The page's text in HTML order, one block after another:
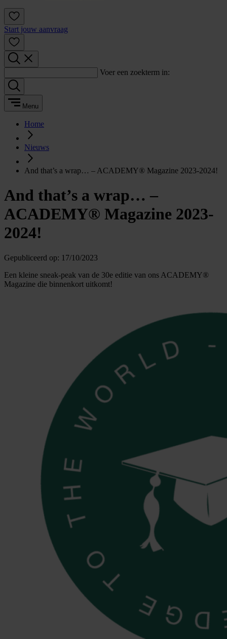
Start jouw aanvraag
Voer een zoekterm in:
Menu
Home
Nieuws
And that’s a wrap… – ACADEMY® Magazine 2023-2024!
And that’s a wrap… –
ACADEMY® Magazine 2023-
2024!
Gepubliceerd op: 17/10/2023
Een kleine sneak-peak van de 30e editie van ons ACADEMY®
Magazine die binnenkort uitkomt!